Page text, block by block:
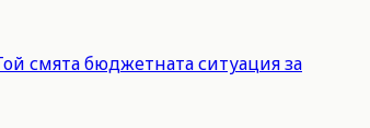
смята бюджетната ситуация за